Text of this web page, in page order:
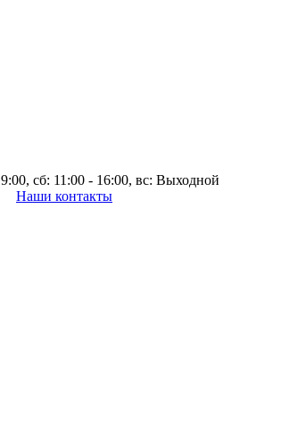
сб: 11:00 - 16:00, вс: Выходной
Наши контакты